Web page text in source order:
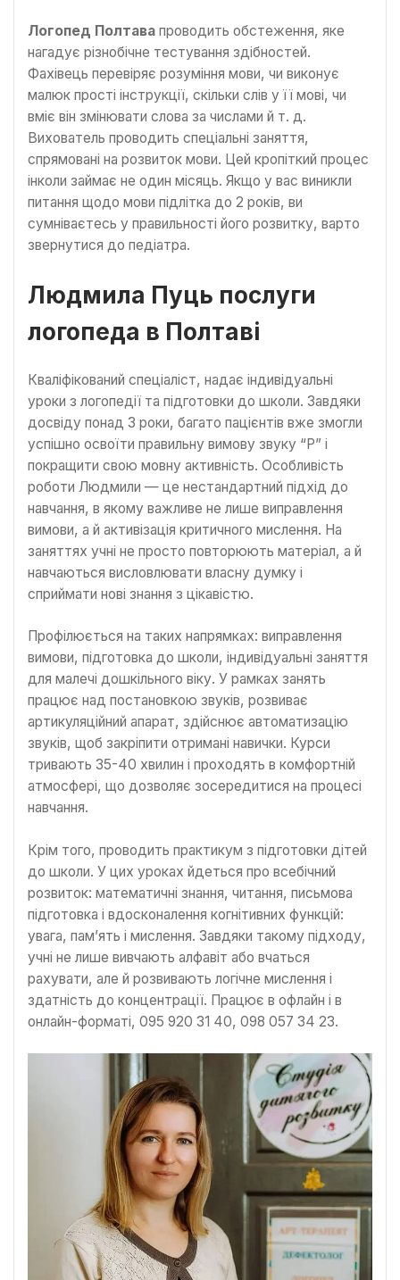
Логопед Полтава проводить обстеження, яке
нагадує різнобічне тестування здібностей.
Фахівець перевіряє розуміння мови, чи виконує
малюк прості інструкції, скільки слів у її мові, чи
вміє він змінювати слова за числами й т. д.
Вихователь проводить спеціальні заняття,
спрямовані на розвиток мови. Цей кропіткий процес
інколи займає не один місяць. Якщо у вас виникли
питання щодо мови підлітка до 2 років, ви
сумніваєтесь у правильності його розвитку, варто
звернутися до педіатра.
Людмила Пуць послуги
логопеда в Полтаві
Кваліфікований спеціаліст, надає індивідуальні
уроки з логопедії та підготовки до школи. Завдяки
досвіду понад 3 роки, багато пацієнтів вже змогли
успішно освоїти правильну вимову звуку “Р” і
покращити свою мовну активність. Особливість
роботи Людмили — це нестандартний підхід до
навчання, в якому важливе не лише виправлення
вимови, а й активізація критичного мислення. На
заняттях учні не просто повторюють матеріал, а й
навчаються висловлювати власну думку і
сприймати нові знання з цікавістю.
Профілюється на таких напрямках: виправлення
вимови, підготовка до школи, індивідуальні заняття
для малечі дошкільного віку. У рамках занять
працює над постановкою звуків, розвиває
артикуляційний апарат, здійснює автоматизацію
звуків, щоб закріпити отримані навички. Курси
тривають 35-40 хвилин і проходять в комфортній
атмосфері, що дозволяє зосередитися на процесі
навчання.
Крім того, проводить практикум з підготовки дітей
до школи. У цих уроках йдеться про всебічний
розвиток: математичні знання, читання, письмова
підготовка і вдосконалення когнітивних функцій:
увага, пам’ять і мислення. Завдяки такому підходу,
учні не лише вивчають алфавіт або вчаться
рахувати, але й розвивають логічне мислення і
здатність до концентрації. Працює в офлайн і в
онлайн-форматі, 095 920 31 40, 098 057 34 23.